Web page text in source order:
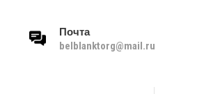
Почта
belblanktorg@mail.ru